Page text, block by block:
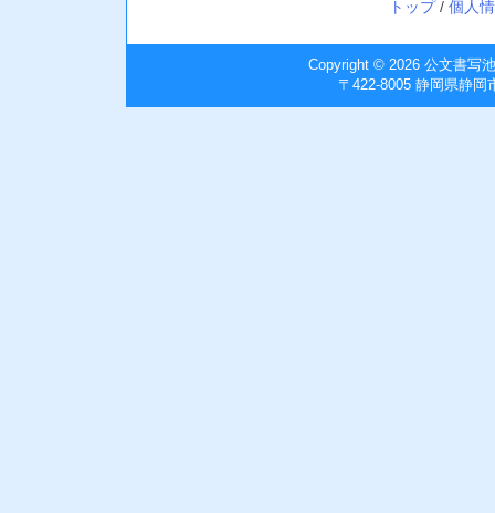
トップ/ 個人
Copyright © 2026 公文書写
〒422-8005 静岡県静岡